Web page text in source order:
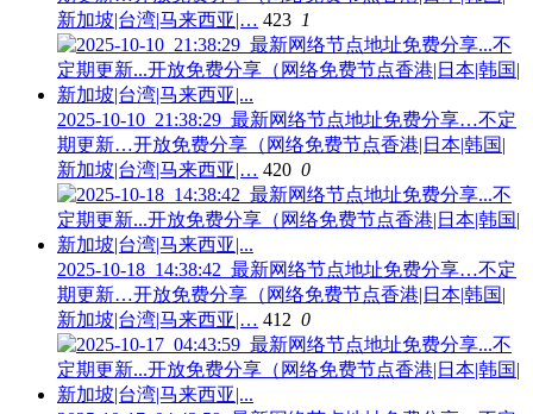
新加坡|台湾|马来西亚|… 423 1
2025-10-10_21:38:29_最新网络节点地址免费分享…不定
期更新…开放免费分享（网络免费节点香港|日本|韩国|
新加坡|台湾|马来西亚|… 420 0
2025-10-18_14:38:42_最新网络节点地址免费分享…不定
期更新…开放免费分享（网络免费节点香港|日本|韩国|
新加坡|台湾|马来西亚|… 412 0